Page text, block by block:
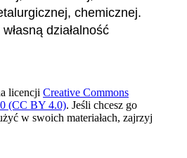
chemicznej.
działalność
licencji Creative Commons
(CC BY 4.0). Jeśli chcesz go
w swoich materiałach, zajrzyj